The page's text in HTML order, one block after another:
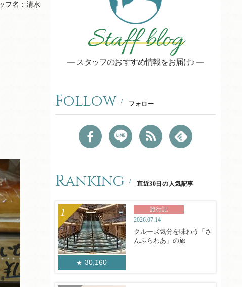
フ名： 清水
Staff blog
スタッフのおすすめ情報をお届け♪
Follow フォロー
Ranking 直近30日の人気記事
30,160
旅行記
2026.07.14
クルーズ気分を味わう「さ
んふらわあ」の旅